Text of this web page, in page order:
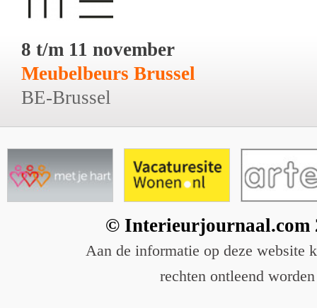
8 t/m 11 november
Meubelbeurs Brussel
BE-Brussel
© Interieurjournaal.com
Aan de informatie op deze website
rechten ontleend worden